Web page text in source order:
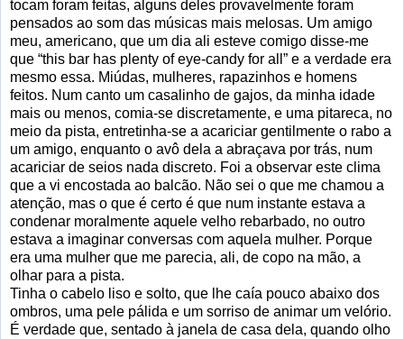
tocam foram feitas, alguns deles provavelmente foram
pensados ao som das músicas mais melosas. Um amigo
meu, americano, que um dia ali esteve comigo disse-me
que “this bar has plenty of eye-candy for all” e a verdade era
mesmo essa. Miúdas, mulheres, rapazinhos e homens
feitos. Num canto um casalinho de gajos, da minha idade
mais ou menos, comia-se discretamente, e uma pitareca, no
meio da pista, entretinha-se a acariciar gentilmente o rabo a
um amigo, enquanto o avô dela a abraçava por trás, num
acariciar de seios nada discreto. Foi a observar este clima
que a vi encostada ao balcão. Não sei o que me chamou a
atenção, mas o que é certo é que num instante estava a
condenar moralmente aquele velho rebarbado, no outro
estava a imaginar conversas com aquela mulher. Porque
era uma mulher que me parecia, ali, de copo na mão, a
olhar para a pista.
Tinha o cabelo liso e solto, que lhe caía pouco abaixo dos
ombros, uma pele pálida e um sorriso de animar um velório.
É verdade que, sentado à janela de casa dela, quando olho